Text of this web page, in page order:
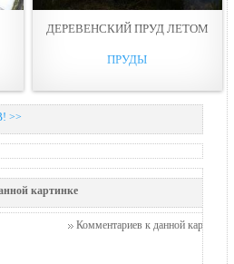
ДЕРЕВЕНСКИЙ ПРУД ЛЕТОМ
ПРУДЫ
>>
картинке
Комментариев к данной картинке